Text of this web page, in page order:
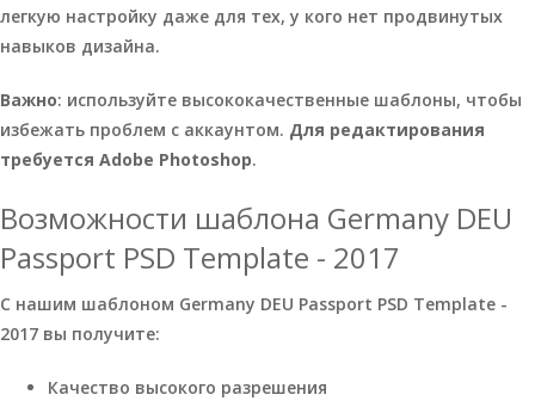
легкую настройку даже для тех, у кого нет продвинутых
навыков дизайна.
Важно: используйте высококачественные шаблоны, чтобы
избежать проблем с аккаунтом. Для редактирования
требуется Adobe Photoshop.
Возможности шаблона Germany DEU
Passport PSD Template - 2017
С нашим шаблоном Germany DEU Passport PSD Template -
2017 вы получите:
Качество высокого разрешения